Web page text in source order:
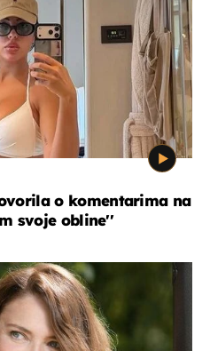
o komentarima na
svoje obline''